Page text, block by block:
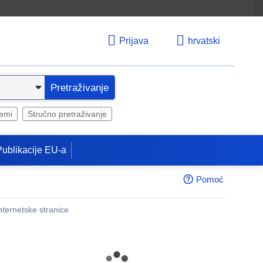
Prijava hrvatski
Pretraživanje
Stručno pretraživanje
EU-a
Pomoć
stranice